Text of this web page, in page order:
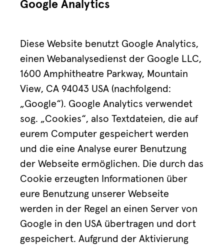
Google Analytics
Diese Website benutzt Google Analytics,
einen Webanalysedienst der Google LLC,
1600 Amphitheatre Parkway, Mountain
View, CA 94043 USA (nachfolgend:
„Google“). Google Analytics verwendet
sog. „Cookies“, also Textdateien, die auf
eurem Computer gespeichert werden
und die eine Analyse eurer Benutzung
der Webseite ermöglichen. Die durch das
Cookie erzeugten Informationen über
eure Benutzung unserer Webseite
werden in der Regel an einen Server von
Google in den USA übertragen und dort
gespeichert. Aufgrund der Aktivierung